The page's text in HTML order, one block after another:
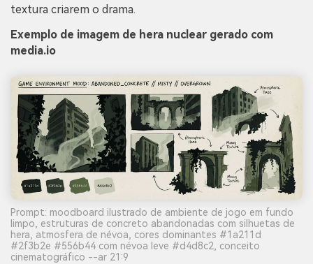
textura criarem o drama.
Exemplo de imagem de hera nuclear gerado com
media.io
Prompt: moodboard ilustrado de ambiente de jogo em fundo
limpo, estruturas de concreto abandonadas com silhuetas de
hera, atmosfera de névoa, cores dominantes #1a211d
#2f3b2e #556b44 com névoa leve #d4d8c2, conceito
cinematográfico --ar 21:9